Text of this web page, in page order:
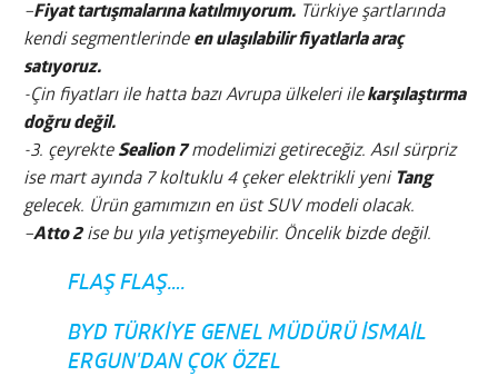
–Fiyat tartışmalarına katılmıyorum. Türkiye şartlarında
kendi segmentlerinde en ulaşılabilir fiyatlarla araç
satıyoruz.
-Çin fiyatları ile hatta bazı Avrupa ülkeleri ilekarşılaştırma
doğru değil.
-3. çeyrekte Sealion 7modelimizi getireceğiz. Asıl sürpriz
ise mart ayında 7 koltuklu 4 çeker elektrikli yeni Tang
gelecek. Ürün gamımızın en üst SUV modeli olacak.
–Atto 2ise bu yıla yetişmeyebilir. Öncelik bizde değil.
FLAŞ FLAŞ….
BYD TÜRKIYE GENEL MÜDÜRÜ İSMAIL
ERGUN'DAN ÇOK ÖZEL